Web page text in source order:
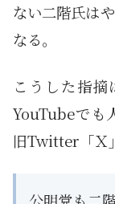
ない二階氏は
なる。
こうした指摘
YouTubeでも
旧Twitter「Ｘ
公明党も二